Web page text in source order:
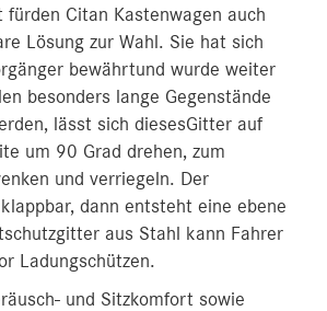
fürden Citan Kastenwagen auch
Lösung zur Wahl. Sie hat sich
bewährtund wurde weiter
besonders lange Gegenstände
lässt sich diesesGitter auf
um 90 Grad drehen, zum
und verriegeln. Der
dann entsteht eine ebene
aus Stahl kann Fahrer
Ladungschützen.
und Sitzkomfort sowie